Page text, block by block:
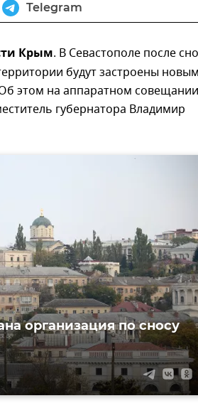
Telegram
Крым. В Севастополе после
будут застроены
этом на аппаратном совещании
губернатора Владимир
организация по сносу